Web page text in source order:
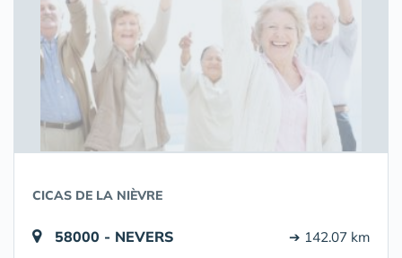
CICAS DE LA NIÈVRE
58000 - NEVERS ➔ 142.07 km